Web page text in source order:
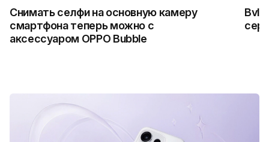
Снимать селфи на основную камеру
смартфона теперь можно с
аксессуаром OPPO Bubble